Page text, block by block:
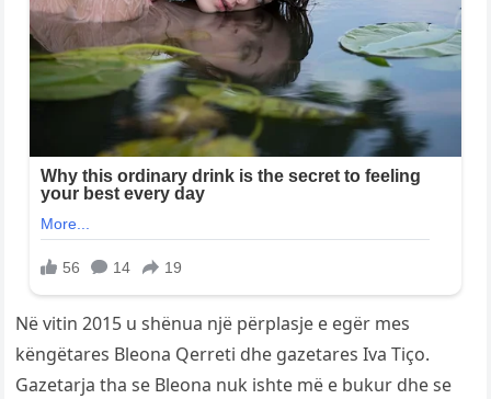
Në vitin 2015 u shënua një përplasje e egër mes
këngëtares Bleona Qerreti dhe gazetares Iva Tiço.
Gazetarja tha se Bleona nuk ishte më e bukur dhe se